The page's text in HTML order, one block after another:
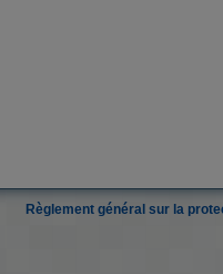
Règlement général sur la